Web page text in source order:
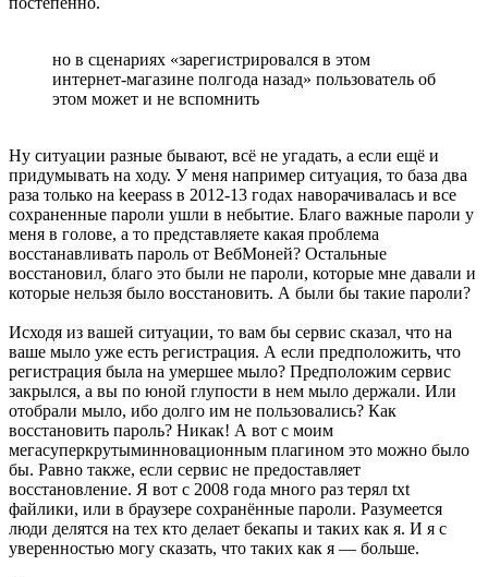
но в сценариях «зарегистрировался в этом
интернет-магазине полгода назад» пользователь об
этом может и не вспомнить
Ну ситуации разные бывают, всё не угадать, а если ещё и
придумывать на ходу. У меня например ситуация, то база два
раза только на keepass в 2012-13 годах наворачивалась и все
сохраненные пароли ушли в небытие. Благо важные пароли у
меня в голове, а то представляете какая проблема
восстанавливать пароль от ВебМоней? Остальные
восстановил, благо это были не пароли, которые мне давали и
которые нельзя было восстановить. А были бы такие пароли?
Исходя из вашей ситуации, то вам бы сервис сказал, что на
ваше мыло уже есть регистрация. А если предположить, что
регистрация была на умершее мыло? Предположим сервис
закрылся, а вы по юной глупости в нем мыло держали. Или
отобрали мыло, ибо долго им не пользовались? Как
восстановить пароль? Никак! А вот с моим
мегасуперкрутыминновационным плагином это можно было
бы. Равно также, если сервис не предоставляет
восстановление. Я вот с 2008 года много раз терял txt
файлики, или в браузере сохранённые пароли. Разумеется
люди делятся на тех кто делает бекапы и таких как я. И я с
уверенностью могу сказать, что таких как я — больше.